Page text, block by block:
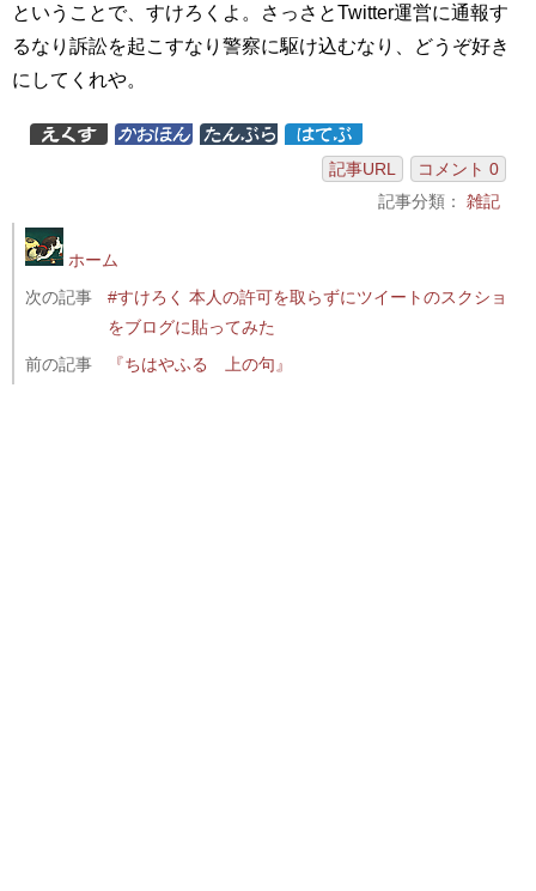
ということで、すけろくよ。さっさとTwitter運営に通報す
るなり訴訟を起こすなり警察に駆け込むなり、どうぞ好き
にしてくれや。
記事URL
コメント 0
記事分類： 雑記
ホーム
次の記事
#すけろく 本人の許可を取らずにツイートのスクショ
をブログに貼ってみた
前の記事
『ちはやふる 上の句』